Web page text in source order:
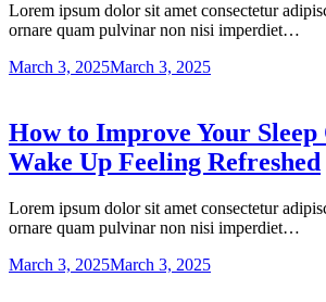
Lorem ipsum dolor sit amet consectetur
ornare quam pulvinar non nisi imperdiet…
March 3, 2025March 3, 2025
How to Improve Your Sleep
Wake Up Feeling Refreshed
Lorem ipsum dolor sit amet consectetur
ornare quam pulvinar non nisi imperdiet…
March 3, 2025March 3, 2025